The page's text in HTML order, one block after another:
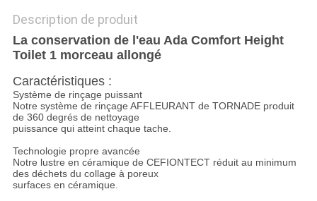
Description de produit
La conservation de l'eau Ada Comfort Height
Toilet 1 morceau allongé
Caractéristiques :
Système de rinçage puissant
Notre système de rinçage AFFLEURANT de TORNADE produit
de 360 degrés de nettoyage
puissance qui atteint chaque tache.
Technologie propre avancée
Notre lustre en céramique de CEFIONTECT réduit au minimum
des déchets du collage à poreux
surfaces en céramique.